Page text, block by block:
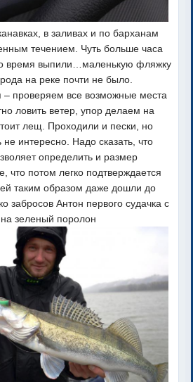
в заливах и по барханам
течением. Чуть больше часа
время выпили…маленькую фляжку
на реке почти не было.
– проверяем все возможные места
ловить ветер, упор делаем на
лещ. Проходили и пески, но
не интересно. Надо сказать, что
определить и размер
что потом легко подтверждается
таким образом даже дошли до
забросов Антон первого судачка с
зеленый поролон